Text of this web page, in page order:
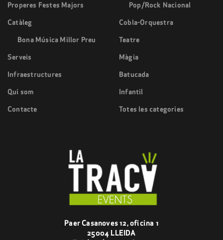
Properes Festes Majors
Catàleg
Bona Música Millor Preu
Serveis
Infraestructures
Qui som
Contacte
Pop/Rock Nacional
Cobla-Orquestra
Teatre
Màgia
Batucada
Infantil
Totes les categories
Paer Casanoves 12, oficina 1
25004 LLEIDA